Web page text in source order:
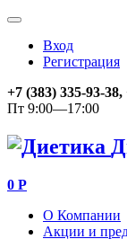
Вход
Регистрация
+7 (383) 335-93-
Пт 9:00—17:00
0 Р
О Компании
Акции и